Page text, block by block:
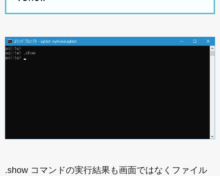
.show コマンドの実行結果も画面ではなくファイル